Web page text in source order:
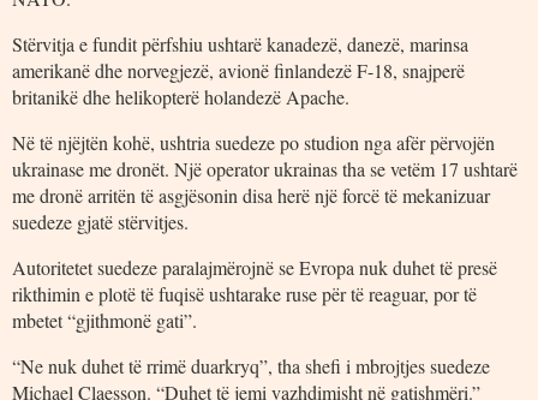
Stërvitja e fundit përfshiu ushtarë kanadezë, danezë, marinsa
amerikanë dhe norvegjezë, avionë finlandezë F-18, snajperë
britanikë dhe helikopterë holandezë Apache.
Në të njëjtën kohë, ushtria suedeze po studion nga afër përvojën
ukrainase me dronët. Një operator ukrainas tha se vetëm 17 ushtarë
me dronë arritën të asgjësonin disa herë një forcë të mekanizuar
suedeze gjatë stërvitjes.
Autoritetet suedeze paralajmërojnë se Evropa nuk duhet të presë
rikthimin e plotë të fuqisë ushtarake ruse për të reaguar, por të
mbetet “gjithmonë gati”.
“Ne nuk duhet të rrimë duarkryq”, tha shefi i mbrojtjes suedeze
Michael Claesson. “Duhet të jemi vazhdimisht në gatishmëri.”